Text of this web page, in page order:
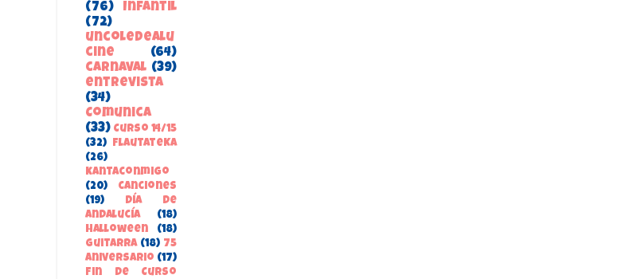
(76)
Infantil
(72)
uncoledealu
cine
(64)
carnaval (39)
entrevista
(34)
ComunicA
(33) Curso 14/15
(32)
FlautateKa
(26)
kantaconmigo
(20)
canciones
(19)
Día de
Andalucía
(18)
Halloween
(18)
guitarra (18) 75
aniversario (17)
Fin de Curso